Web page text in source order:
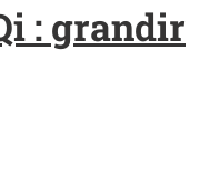
: grandir